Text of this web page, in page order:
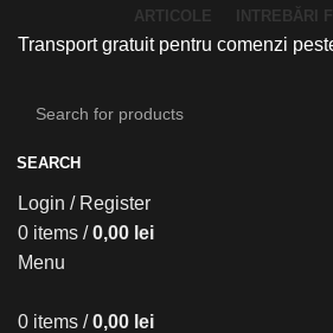
ARTICOLE INTREBĂRI
Transport gratuit pentru comenzi
SEARCH
Login / Register
0 items / 0,00 lei
Menu
0 items / 0,00 lei